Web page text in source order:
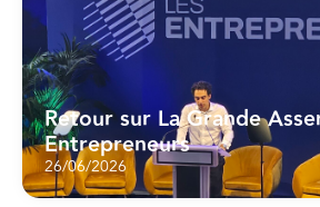
Retour sur La Grande
Entrepreneurs
26/06/2026